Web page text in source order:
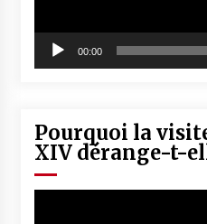
00:00
Pourquoi la
XIV dérange-t-